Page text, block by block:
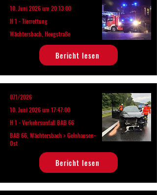
10. Juni 2026 um 20:13:00
H 1 - Tierrettung
Wächtersbach, Heegstraße
Bericht lesen
071/2026
10. Juni 2026 um 17:47:00
H 1 - Verkehrsunfall BAB 66
BAB 66, Wächtersbach > Gelnhausen-
Ost
Bericht lesen